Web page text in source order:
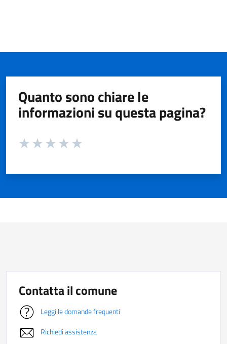
Quanto sono chiare le
informazioni su questa pagina?
Valuta da 1 a 5 stelle la pagina
Contatta il comune
Leggi le domande frequenti
Richiedi assistenza